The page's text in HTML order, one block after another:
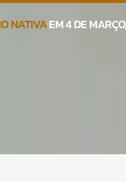
NATIVAEM 4 DE